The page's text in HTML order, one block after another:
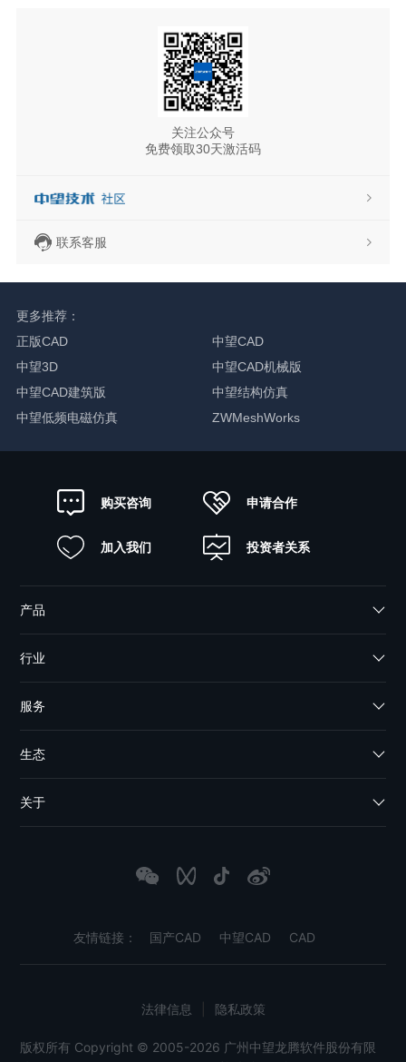
关注公众号
免费领取30天激活码
联系客服
更多推荐：
正版CAD
中望CAD
中望3D
中望CAD机械版
中望CAD建筑版
中望结构仿真
中望低频电磁仿真
ZWMeshWorks
购买咨询 申请合作
加入我们 投资者关系
产品
行业
服务
生态
关于
友情链接： 国产CAD 中望CAD CAD
版权所有 Copyright © 2005-2026 广州中望龙腾软件股份有限
法律信息 隐私政策